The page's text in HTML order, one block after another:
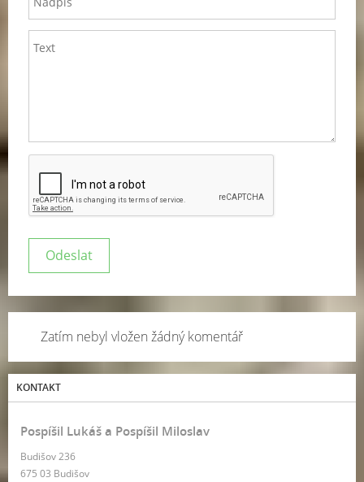
Zatím nebyl vložen žádný komentář
KONTAKT
Pospíšil Lukáš a Pospíšil Miloslav
Budišov 236
675 03 Budišov